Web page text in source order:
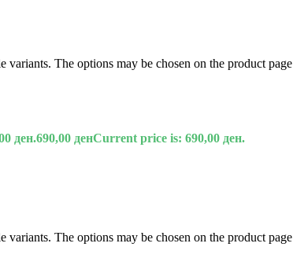
variants. The options may be chosen on the product page
ден.690,00 денCurrent price is: 690,00 ден.
variants. The options may be chosen on the product page